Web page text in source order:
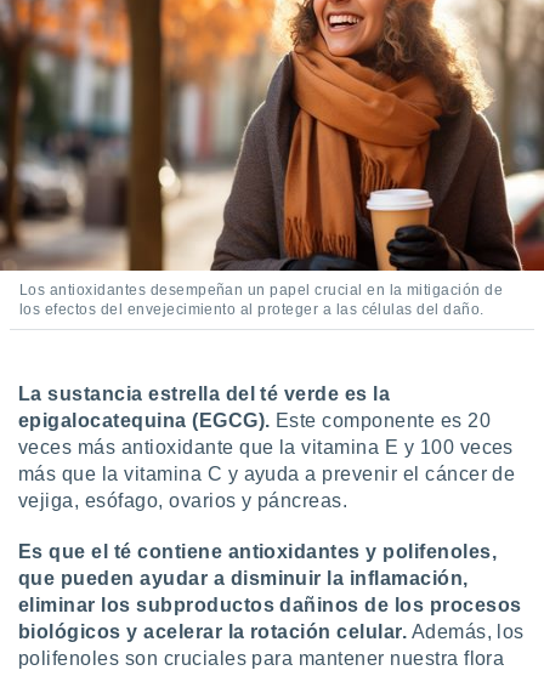
Los antioxidantes desempeñan un papel crucial en la mitigación de
los efectos del envejecimiento al proteger a las células del daño.
La sustancia estrella del té verde es la
epigalocatequina (EGCG). Este componente es 20
veces más antioxidante que la vitamina E y 100 veces
más que la vitamina C y ayuda a prevenir el cáncer de
vejiga, esófago, ovarios y páncreas.
Es que el té contiene antioxidantes y polifenoles,
que pueden ayudar a disminuir la inflamación,
eliminar los subproductos dañinos de los procesos
biológicos y acelerar la rotación celular. Además, los
polifenoles son cruciales para mantener nuestra flora